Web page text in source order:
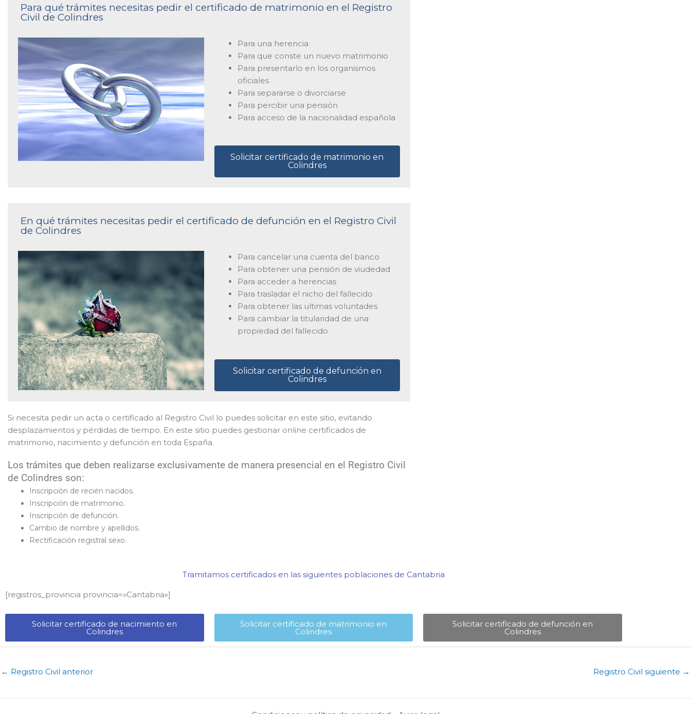
Para qué trámites necesitas pedir el certificado de matrimonio en el Registro
Civil de Colindres
Para una herencia
Para que conste un nuevo matrimonio
Para presentarlo en los organismos
oficiales
Para separarse o divorciarse
Para percibir una pensión
Para acceso de la nacionalidad española
Solicitar certificado de matrimonio en
Colindres
En qué trámites necesitas pedir el certificado de defunción en el Registro Civil
de Colindres
Para cancelar una cuenta del banco
Para obtener una pensión de viudedad
Para acceder a herencias
Para trasladar el nicho del fallecido
Para obtener las ultimas voluntades
Para cambiar la titularidad de una
propiedad del fallecido
Solicitar certificado de defunción en
Colindres
Si necesita pedir un acta o certificado al Registro Civil lo puedes solicitar en este sitio, evitando
desplazamientos y pérdidas de tiempo. En este sitio puedes gestionar online certificados de
matrimonio, nacimiento y defunción en toda España.
Los trámites que deben realizarse exclusivamente de manera presencial en el Registro Civil
de Colindres son:
Inscripción de recién nacidos.
Inscripción de matrimonio.
Inscripción de defunción.
Cambio de nombre y apellidos.
Rectificación registral sexo.
Tramitamos certificados en las siguientes poblaciones de Cantabria​
[registros_provincia provincia=»Cantabria​»]
Solicitar certificado de nacimiento en
Colindres​
Solicitar certificado de matrimonio en
Colindres​
Solicitar certificado de defunción en
Colindres​
← Registro Civil anterior Registro Civil siguiente →